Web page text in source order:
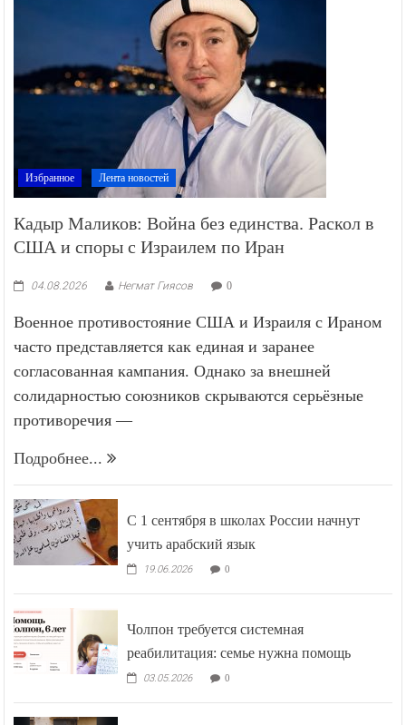
Избранное Лента новостей
Кадыр Маликов: Война без единства. Раскол в
США и споры с Израилем по Иран
04.08.2026 Негмат Гиясов 0
Военное противостояние США и Израиля с Ираном
часто представляется как единая и заранее
согласованная кампания. Однако за внешней
солидарностью союзников скрываются серьёзные
противоречия —
Подробнее...
С 1 сентября в школах России начнут
учить арабский язык
19.06.2026 0
Чолпон требуется системная
реабилитация: семье нужна помощь
03.05.2026 0